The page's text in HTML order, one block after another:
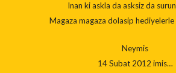
Inan ki askla da asksiz da
Magaza magaza dolasip
Neymis
14 Subat 2012 imis…